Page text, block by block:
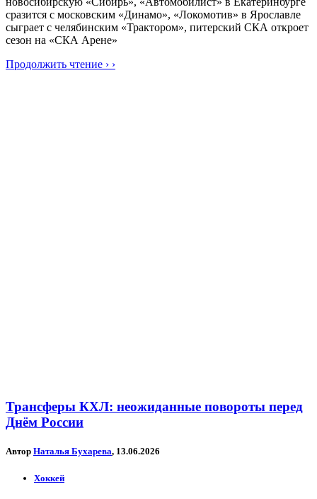
сразится с московским «Динамо», «Локомотив» в Ярославле
сыграет с челябинским «Трактором», питерский СКА откроет
сезон на «СКА Арене»
Продолжить чтение › ›
Трансферы КХЛ: неожиданные повороты перед
Днём России
Автор Наталья Бухарева, 13.06.2026
Хоккей